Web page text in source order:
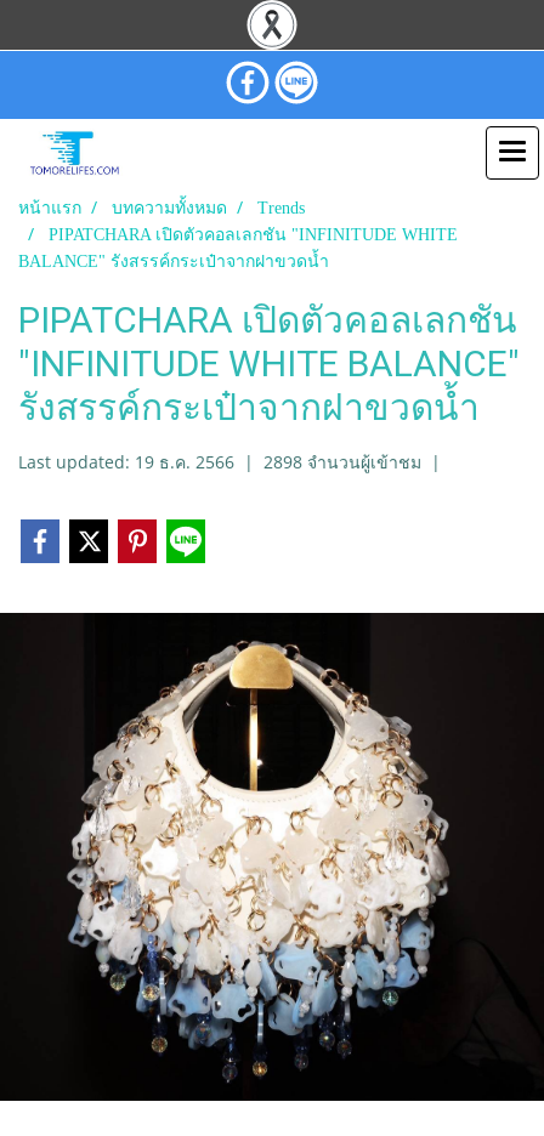
หน้าแรก บทความทั้งหมด
Trends
PIPATCHARA เปิดตัวคอลเลกชัน "INFINITUDE WHITE
BALANCE" รังสรรค์กระเป๋าจากฝาขวดน้ำ
PIPATCHARA เปิดตัวคอลเลกชัน
"INFINITUDE WHITE BALANCE"
รังสรรค์กระเป๋าจากฝาขวดน้ำ
Last updated: 19 ธ.ค. 2566 | 2898 จำนวนผู้เข้าชม |